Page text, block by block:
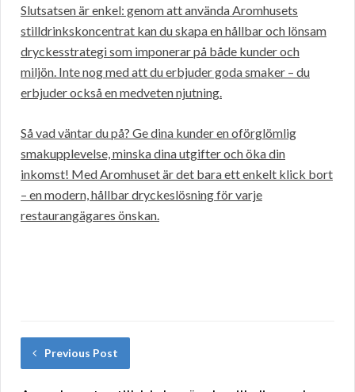
Slutsatsen är enkel: genom att använda Aromhusets
stilldrinkskoncentrat kan du skapa en hållbar och lönsam
dryckesstrategi som imponerar på både kunder och
miljön. Inte nog med att du erbjuder goda smaker – du
erbjuder också en medveten njutning.
Så vad väntar du på? Ge dina kunder en oförglömlig
smakupplevelse, minska dina utgifter och öka din
inkomst! Med Aromhuset är det bara ett enkelt klick bort
– en modern, hållbar dryckeslösning för varje
restaurangägares önskan.
Previous Post